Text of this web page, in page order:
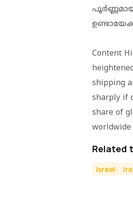
Content
shipping
sharply if
share of
worldwide
Related
Israel